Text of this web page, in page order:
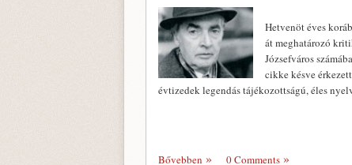
Hetvenöt éves
át meghatározó
Józsefváros
cikke késve
évtizedek legendás tájékozottságú, éles
Bővebben 0 Comments